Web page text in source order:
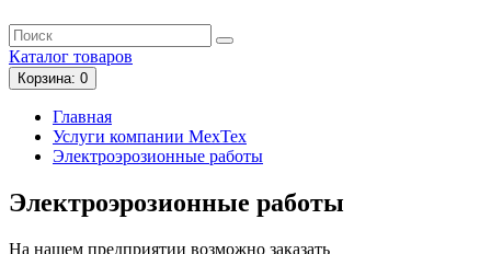
Каталог товаров
Корзина: 0
Главная
Услуги компании МехТех
Электроэрозионные работы
Электроэрозионные работы
На нашем предприятии возможно заказать